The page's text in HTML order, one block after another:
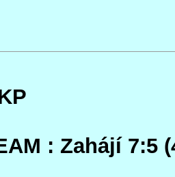
: Zahájí 7:5